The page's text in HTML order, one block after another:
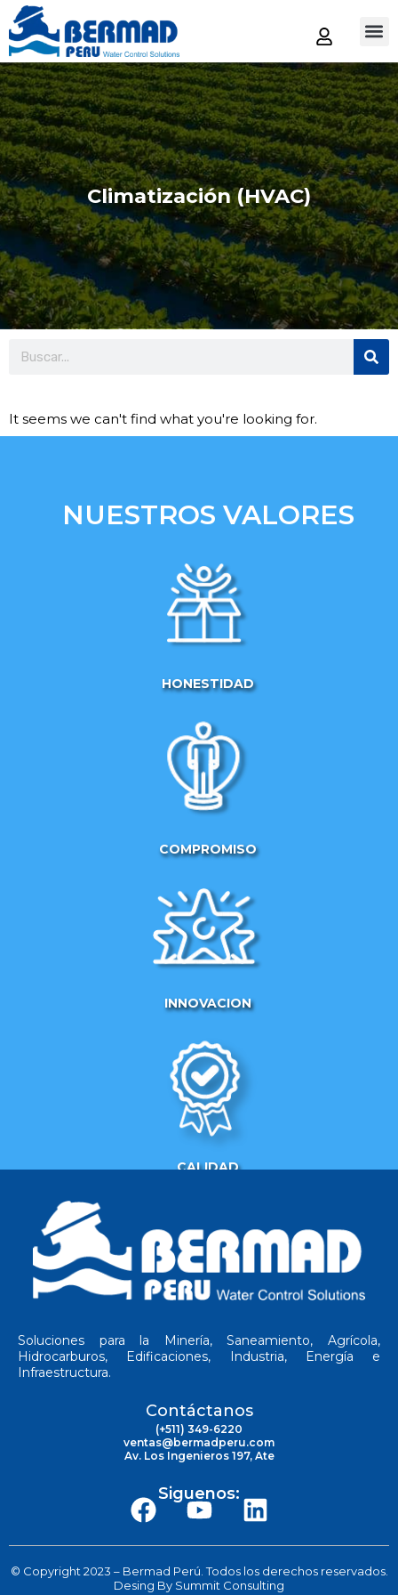
Climatización (HVAC)
It seems we can't find what you're looking for.
NUESTROS VALORES
HONESTIDAD
COMPROMISO
INNOVACION
CALIDAD
Soluciones para la Minería, Saneamiento, Agrícola,
Hidrocarburos, Edificaciones, Industria, Energía e
Infraestructura.
Contáctanos
(+511) 349-6220
ventas@bermadperu.com
Av. Los Ingenieros 197, Ate
Siguenos:
© Copyright 2023 – Bermad Perú. Todos los derechos reservados.
Desing By Summit Consulting